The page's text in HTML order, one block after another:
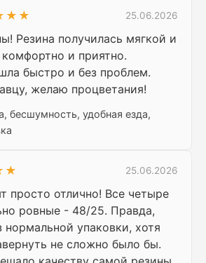
25.06.2026
Резина получилась мягкой и
и приятно.
быстро и без проблем.
желаю процветания!
бесшумность, удобная езда,
25.06.2026
просто отлично! Все четыре
ровные - 48/25. Правда,
нормальной упаковки, хотя
не сложно было бы.